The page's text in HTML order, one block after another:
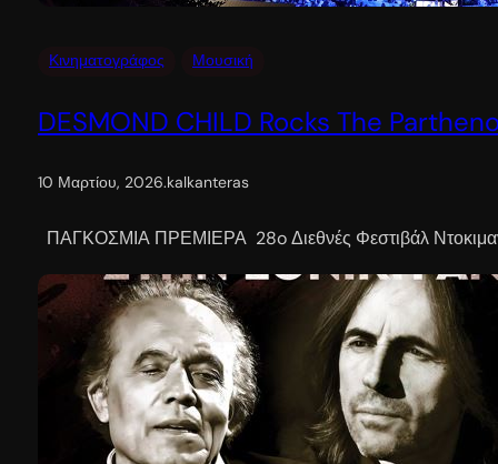
Κινηματογράφος Μουσική
DESMOND CHILD Rocks The
10 Μαρτίου, 2026.kalkanteras
ΠΑΓΚΟΣΜΙΑ ΠΡΕΜΙΕΡΑ 28o Διεθνές Φεστιβάλ